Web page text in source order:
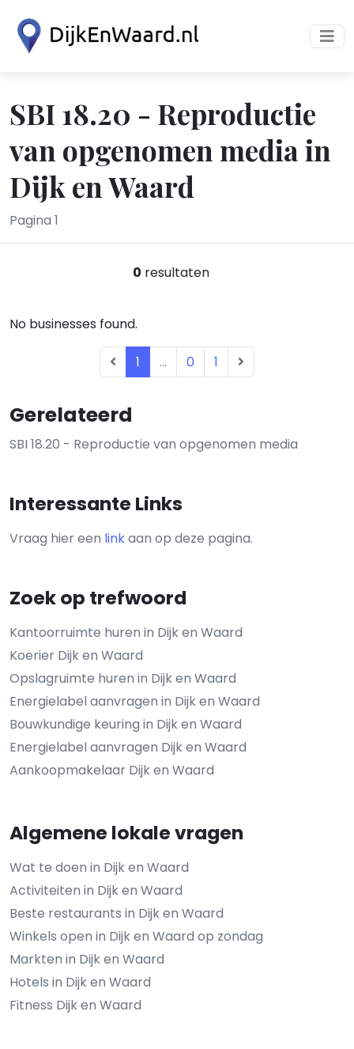
SBI 18.20 - Reproductie
van opgenomen media in
Dijk en Waard
Pagina 1
Gerelateerd
SBI 18.20 - Reproductie van opgenomen media
Interessante Links
Vraag hier een linkaan op deze pagina.
Zoek op trefwoord
Kantoorruimte huren in Dijk en Waard
Koerier Dijk en Waard
Opslagruimte huren in Dijk en Waard
Energielabel aanvragen in Dijk en Waard
Bouwkundige keuring in Dijk en Waard
Energielabel aanvragen Dijk en Waard
Aankoopmakelaar Dijk en Waard
Algemene lokale vragen
Wat te doen in Dijk en Waard
Activiteiten in Dijk en Waard
Beste restaurants in Dijk en Waard
Winkels open in Dijk en Waard op zondag
Markten in Dijk en Waard
Hotels in Dijk en Waard
Fitness Dijk en Waard
0 resultaten
No businesses found.
1 ... 0 1